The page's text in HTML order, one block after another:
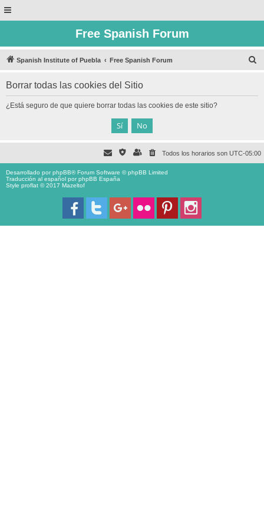
Free Spanish Forum
Spanish Institute of Puebla Free Spanish Forum
Borrar todas las cookies del Sitio
¿Está seguro de que quiere borrar todas las cookies de este sitio?
Todos los horarios son UTC-05:00
Desarrollado porphpBB® Forum Software © phpBB Limited
Traducción al español porphpBB España
Style proflat © 2017 Mazeltof